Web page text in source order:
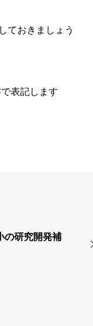
ておきましょう
表記します
の研究開発補